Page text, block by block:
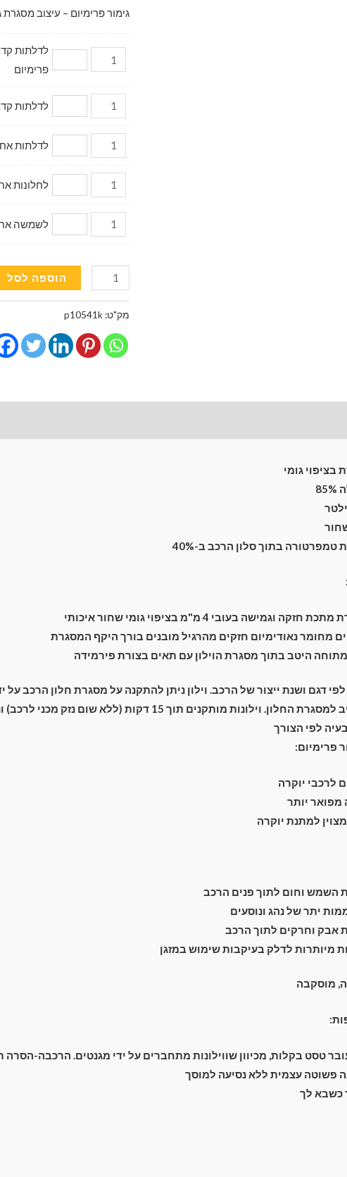
גימור פרימיום – עיצוב מסגרת
פרימיום
לדלתות קדמיות
לדלתות אחוריות (2 יח.)
לחלונות
לשמשה
כמות
של
וילונות
השחרה
מגנטיים
הוספה לסל
מק"ט: p10541k
בציפוי גומי
טמפרטורה בתוך סלון הרכב ב-40%
חזקה וגמישה בעובי 4 מ"מ בציפוי גומי שחור איכותי
מחומר נאודימיום חזקים מהרגיל מובנים בורך היקף המסגרת
היטב בתוך מסגרת הוילון עם תאים בצורת פירמידה
לפי דגם ושנת ייצור של הרכב. וילון ניתן להתקנה על מסגרת חלון הרכב על
מתחת מסביב למסגרת החלון. וילונות מותקנים תוך 15 דקות (ללא
לפי הצורך
פרימיום:
לרכבי יוקרה
מפואר יותר
מצוין למתנת יוקרה
השמש וחום לתוך פנים הרכב
יתר של נהג ונוסעים
אבק וחרקים לתוך הרכב
מיותרות לדלק בעיקבות שימוש במזגן
מוסקבה
טסט בקלות, מכיוון שווילונות מתחברים על ידי מגנטים. הרכבה-הסרה תוך 2
פשוטה עצמית ללא נסיעה למוסך
כשבא לך